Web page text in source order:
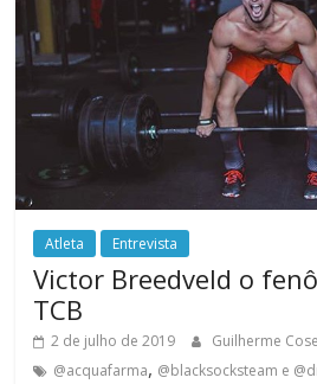
Atleta Entrevista
Victor Breedveld o
TCB
2 de julho de 2019 Guilherme
@acquafarma, @blacksocksteam e